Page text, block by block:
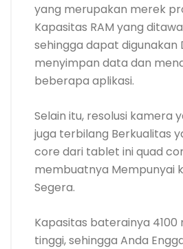
yang merupakan merek
Kapasitas RAM yang
sehingga dapat digunakan
menyimpan data dan
beberapa aplikasi.
Selain itu, resolusi kamera
juga terbilang Berkualitas
core dari tablet ini quad
membuatnya Mempunyai
Segera.
Kapasitas baterainya 4100
tinggi, sehingga Anda